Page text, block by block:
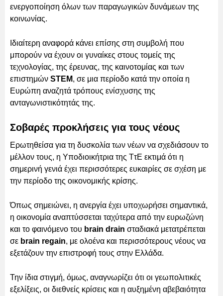
ενεργοποίηση όλων των παραγωγικών δυνάμεων της
κοινωνίας.
Ιδιαίτερη αναφορά κάνει επίσης στη συμβολή που
μπορούν να έχουν οι γυναίκες στους τομείς της
τεχνολογίας, της έρευνας, της καινοτομίας και των
επιστημών STEM, σε μια περίοδο κατά την οποία η
Ευρώπη αναζητά τρόπους ενίσχυσης της
ανταγωνιστικότητάς της.
Σοβαρές προκλήσεις για τους νέους
Ερωτηθείσα για τη δυσκολία των νέων να σχεδιάσουν το
μέλλον τους, η Υποδιοικήτρια της ΤτΕ εκτιμά ότι η
σημερινή γενιά έχει περισσότερες ευκαιρίες σε σχέση με
την περίοδο της οικονομικής κρίσης.
Όπως σημειώνει, η ανεργία έχει υποχωρήσει σημαντικά,
η οικονομία αναπτύσσεται ταχύτερα από την ευρωζώνη
και το φαινόμενο του brain drain σταδιακά μετατρέπεται
σε brain regain, με ολοένα και περισσότερους νέους να
εξετάζουν την επιστροφή τους στην Ελλάδα.
Την ίδια στιγμή, όμως, αναγνωρίζει ότι οι γεωπολιτικές
εξελίξεις, οι διεθνείς κρίσεις και η αυξημένη αβεβαιότητα